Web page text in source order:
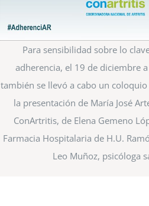
Para sensibilidad sobre lo
adherencia, el 19 de diciembre
también se llevó a cabo un
la presentación de María José
ConArtritis, de Elena Gemeno
Farmacia Hospitalaria de H.U.
Leo Muñoz, psicóloga